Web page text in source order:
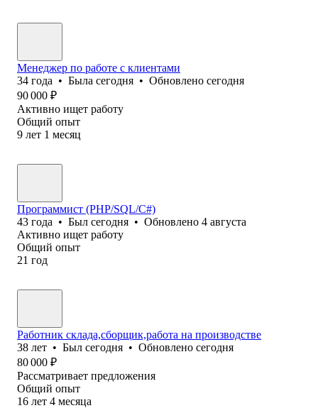
Менеджер по работе с клиентами
34 года • Была сегодня • Обновлено сегодня
90 000 ₽
Активно ищет работу
Общий опыт
9 лет 1 месяц
Программист (PHP/SQL/C#)
43 года • Был сегодня • Обновлено 4 августа
Активно ищет работу
Общий опыт
21 год
Работник склада,сборщик,работа на производстве
38 лет • Был сегодня • Обновлено сегодня
80 000 ₽
Рассматривает предложения
Общий опыт
16 лет 4 месяца